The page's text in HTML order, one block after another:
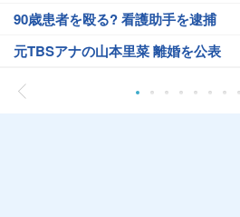
90歳患者を殴る? 看護助手を逮捕
元TBSアナの山本里菜 離婚を公表